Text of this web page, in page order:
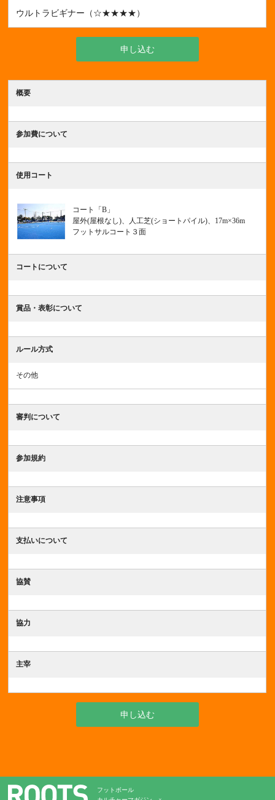
ウルトラビギナー（☆★★★★）
申し込む
概要
参加費について
使用コート
コート「B」
屋外(屋根なし)、人工芝(ショートパイル)、17m×36m
フットサルコート３面
コートについて
賞品・表彰について
ルール方式
その他
審判について
参加規約
注意事項
支払いについて
協賛
協力
主宰
申し込む
フットボール